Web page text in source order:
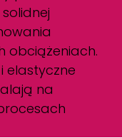
obciążeniach.
elastyczne
na